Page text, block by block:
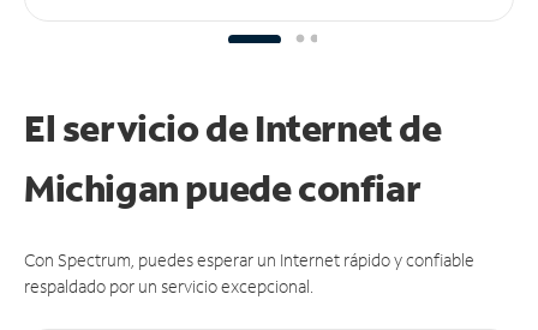
El servicio de Internet de
Michigan puedeconfiar
Con Spectrum, puedes esperar un Internet rápido y confiable
respaldado por un servicio excepcional.